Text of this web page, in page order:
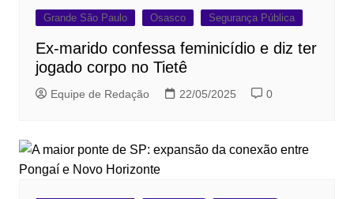
Grande São Paulo Osasco Segurança Pública
Ex-marido confessa feminicídio e diz ter
jogado corpo no Tietê
Equipe de Redação 22/05/2025 0